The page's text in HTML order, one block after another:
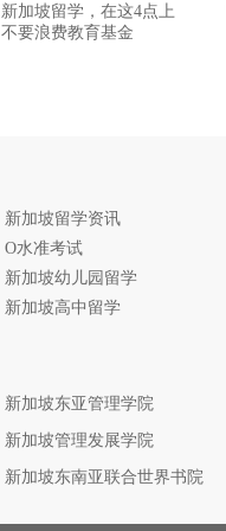
新加坡留学，在这4点上
不要浪费教育基金
新加坡留学资讯
O水准考试
新加坡幼儿园留学
新加坡高中留学
新加坡东亚管理学院
新加坡管理发展学院
新加坡东南亚联合世界书院